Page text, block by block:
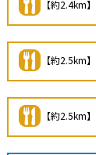
【約2.4km
【約2.5km
【約2.5km